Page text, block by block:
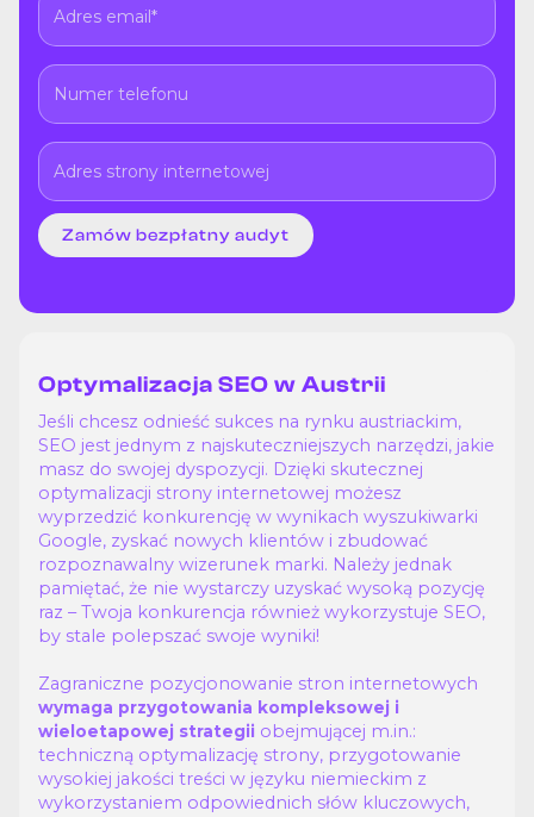
Optymalizacja SEO w Austrii
Jeśli chcesz odnieść sukces na rynku austriackim,
SEO jest jednym z najskuteczniejszych narzędzi, jakie
masz do swojej dyspozycji. Dzięki skutecznej
optymalizacji strony internetowej możesz
wyprzedzić konkurencję w wynikach wyszukiwarki
Google, zyskać nowych klientów i zbudować
rozpoznawalny wizerunek marki. Należy jednak
pamiętać, że nie wystarczy uzyskać wysoką pozycję
raz – Twoja konkurencja również wykorzystuje SEO,
by stale polepszać swoje wyniki!
Zagraniczne pozycjonowanie stron internetowych
wymaga przygotowania kompleksowej i
wieloetapowej strategii obejmującej m.in.:
techniczną optymalizację strony, przygotowanie
wysokiej jakości treści w języku niemieckim z
wykorzystaniem odpowiednich słów kluczowych,